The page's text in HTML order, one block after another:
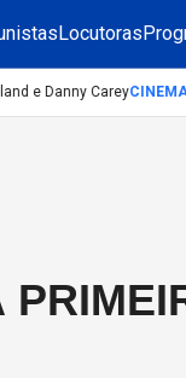
Locutoras
e Danny CareyCINEMA:O